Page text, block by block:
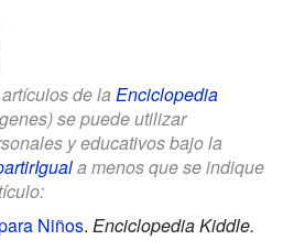
de la Enciclopedia
se puede utilizar
y educativos bajo la
a menos que se indique
Niños. Enciclopedia Kiddle.